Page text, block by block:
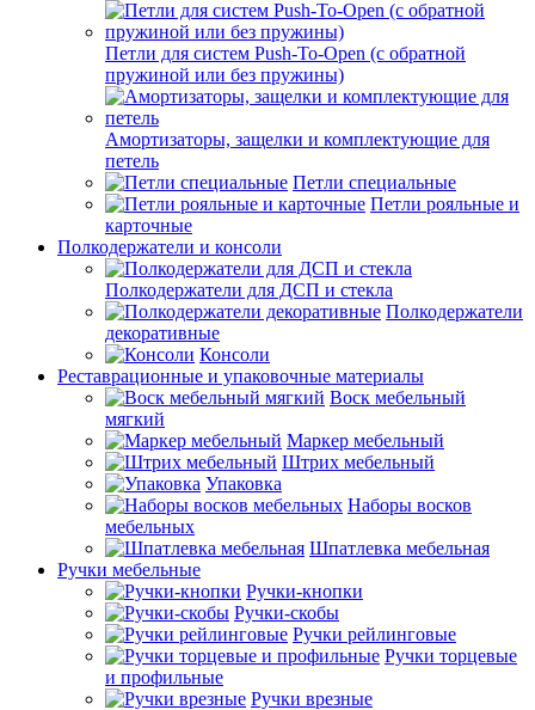
Петли для систем Push-To-Open (с обратной
пружиной или без пружины)
Амортизаторы, защелки и комплектующие для
петель
Петли специальные
Петли рояльные и
карточные
Полкодержатели и консоли
Полкодержатели для ДСП и стекла
Полкодержатели
декоративные
Консоли
Реставрационные и упаковочные материалы
Воск мебельный
мягкий
Маркер мебельный
Штрих мебельный
Упаковка
Наборы восков
мебельных
Шпатлевка мебельная
Ручки мебельные
Ручки-кнопки
Ручки-скобы
Ручки рейлинговые
Ручки торцевые
и профильные
Ручки врезные